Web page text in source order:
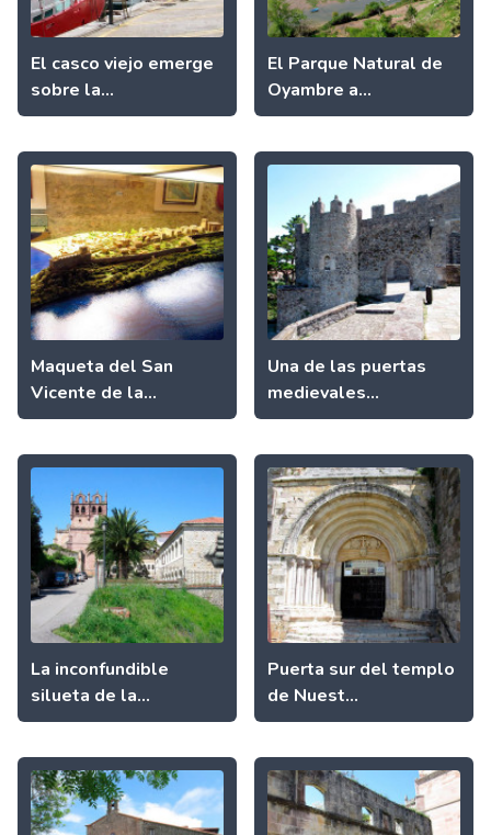
El casco viejo emerge
sobre la...
El Parque Natural de
Oyambre a...
Maqueta del San
Vicente de la...
Una de las puertas
medievales...
La inconfundible
silueta de la...
Puerta sur del templo
de Nuest...